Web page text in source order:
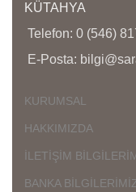
KÜTAHYA
Telefon: 0 (546)
E-Posta:
KURUMSAL
HAKKIMIZDA
İLETİŞİM
BANKA